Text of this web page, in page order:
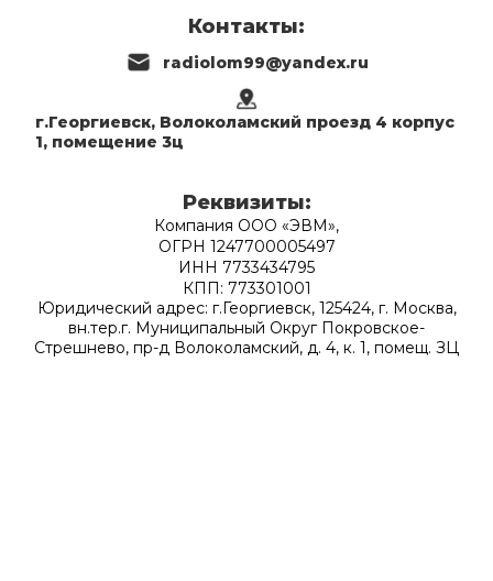
Контакты:
radiolom99@yandex.ru
г.Георгиевск, Волоколамский проезд 4 корпус
1, помещение 3ц
Реквизиты:
Компания ООО «ЭВМ»,
ОГРН 1247700005497
ИНН 7733434795
КПП: 773301001
Юридический адрес: г.Георгиевск, 125424, г. Москва,
вн.тер.г. Муниципальный Округ Покровское-
Стрешнево, пр-д Волоколамский, д. 4, к. 1, помещ. ЗЦ